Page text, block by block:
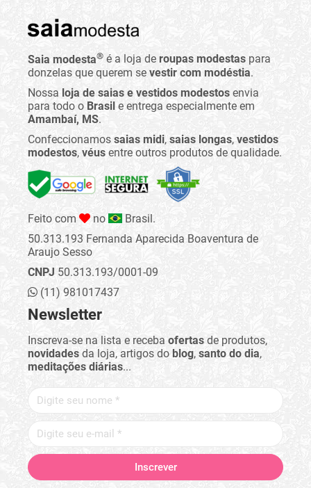
Saia modesta® é a loja de roupas modestas para
donzelas que querem se vestir com modéstia.
Nossa loja de saias e vestidos modestos envia
para todo o Brasil e entrega especialmente em
Amambaí, MS.
Confeccionamos saias midi, saias longas, vestidos
modestos, véus entre outros produtos de qualidade.
Feito com no
Brasil.
50.313.193 Fernanda Aparecida Boaventura de
Araujo Sesso
CNPJ 50.313.193/0001-09
(11) 981017437
Newsletter
Inscreva-se na lista e receba ofertas de produtos,
novidades da loja, artigos do blog, santo do dia,
meditações diárias...